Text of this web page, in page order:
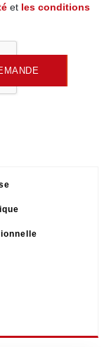
et les conditions